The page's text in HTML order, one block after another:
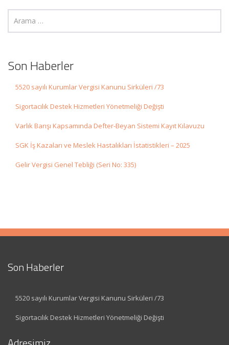
Son Haberler
5520 sayılı Kurumlar Vergisi Kanunu Sirküleri /73
Sigortacılık Destek Hizmetleri Yönetmeliği Değişti
Varlık Barışı Kapsamında Defter-Beyan Sistemi Kayıt Kılavuzu
SGK İş Kazaları ve Meslek Hastalıkları İstatistikleri – 2025
Gelir Vergisi Genel Tebliği (Seri No: 335)
Son Haberler
5520 sayılı Kurumlar Vergisi Kanunu Sirküleri /73
Sigortacılık Destek Hizmetleri Yönetmeliği Değişti